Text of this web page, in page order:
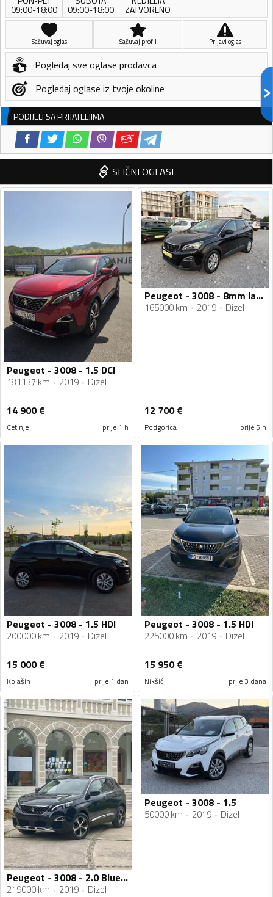
09:00-18:00 09:00-18:00 ZATVORENO
Sačuvaj oglas Sačuvaj profil Prijavi oglas
Pogledaj sve oglase prodavca
Pogledaj oglase iz tvoje okoline
PODIJELI SA PRIJATELJIMA
SLIČNI OGLASI
Peugeot - 3008 - 1.5 DCI
181137 km 2019 Dizel
14 900€
Cetinje prije 1 h
Peugeot - 3008 - 8mm lanac
165000 km 2019 Dizel
12 700€
Podgorica prije 5 h
Peugeot - 3008 - 1.5 HDI
200000 km 2019 Dizel
15 000€
Kolašin prije 1 dan
Peugeot - 3008 - 1.5 HDI
225000 km 2019 Dizel
15 950€
Nikšić prije 3 dana
Peugeot - 3008 - 2.0 BlueHdi 130kw ALLURE EAT8
219000 km 2019 Dizel
Peugeot - 3008 - 1.5
50000 km 2019 Dizel